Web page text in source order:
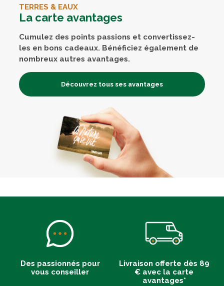
TERRES & EAUX
La carte avantages
Cumulez des points passions et convertissez-
les en bons cadeaux. Bénéficiez également de
nombreux autres avantages.
Découvrez tous ses avantages
Des passionnés pour
vous conseiller
Livraison offerte dès 89
€ avec la carte
avantages*